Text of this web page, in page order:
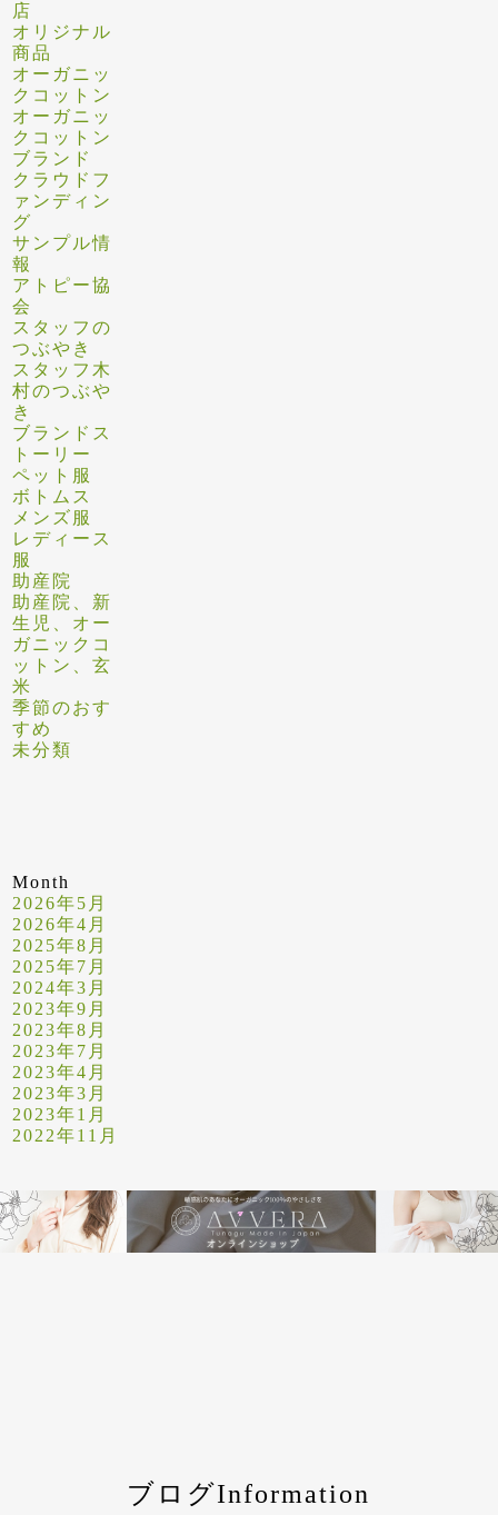
店
オリジナル
商品
オーガニッ
クコットン
オーガニッ
クコットン
ブランド
クラウドフ
ァンディン
グ
サンプル情
報
アトピー協
会
スタッフの
つぶやき
スタッフ木
村のつぶや
き
ブランドス
トーリー
ペット服
ボトムス
メンズ服
レディース
服
助産院
助産院、新
生児、オー
ガニックコ
ットン、玄
米
季節のおす
すめ
未分類
Month
2026年5月
2026年4月
2025年8月
2025年7月
2024年3月
2023年9月
2023年8月
2023年7月
2023年4月
2023年3月
2023年1月
2022年11月
ブログInformation